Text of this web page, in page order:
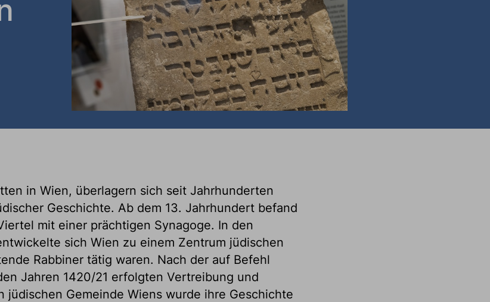
in Wien, überlagern sich seit Jahrhunderten
Geschichte. Ab dem 13. Jahrhundert befand
mit einer prächtigen Synagoge. In den
sich Wien zu einem Zentrum jüdischen
Rabbiner tätig waren. Nach der auf Befehl
Jahren 1420/21 erfolgten Vertreibung und
jüdischen Gemeinde Wiens wurde ihre Geschichte